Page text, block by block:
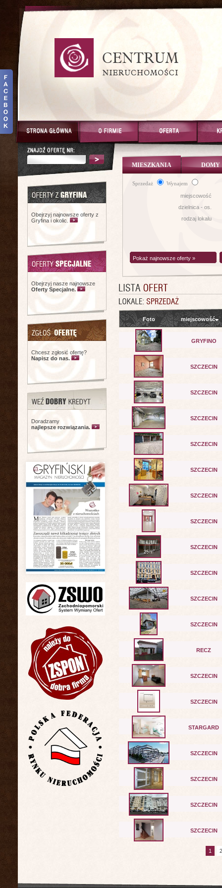
Obejrzyj najnowsze oferty z
Gryfina i okolic.
Obejrzyj nasze najnowsze
Oferty Specjalne.
Chcesz zgłosić ofertę?
Napisz do nas.
Doradzamy
najlepsze rozwiązania.
Sprzedaż Wynajem
MIESZKANIA DOMY
miejscowość
dzielnica - os.
rodzaj lokalu
Pokaż najnowsze oferty »
Foto miejscowość
GRYFINO
SZCZECIN
SZCZECIN
SZCZECIN
SZCZECIN
SZCZECIN
SZCZECIN
SZCZECIN
SZCZECIN
SZCZECIN
SZCZECIN
SZCZECIN
RECZ
SZCZECIN
SZCZECIN
STARGARD
SZCZECIN
SZCZECIN
SZCZECIN
SZCZECIN
1 2